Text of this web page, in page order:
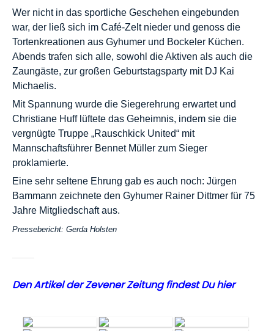
Wer nicht in das sportliche Geschehen eingebunden
war, der ließ sich im Café-Zelt nieder und genoss die
Tortenkreationen aus Gyhumer und Bockeler Küchen.
Abends trafen sich alle, sowohl die Aktiven als auch die
Zaungäste, zur großen Geburtstagsparty mit DJ Kai
Michaelis.
Mit Spannung wurde die Siegerehrung erwartet und
Christiane Huff lüftete das Geheimnis, indem sie die
vergnügte Truppe „Rauschkick United“ mit
Mannschaftsführer Bennet Müller zum Sieger
proklamierte.
Eine sehr seltene Ehrung gab es auch noch: Jürgen
Bammann zeichnete den Gyhumer Rainer Dittmer für 75
Jahre Mitgliedschaft aus.
Pressebericht: Gerda Holsten
Den Artikel der Zevener Zeitung findest Du hier